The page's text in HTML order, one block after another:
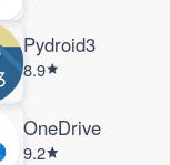
Pydroid3
8.9
OneDrive
9.2